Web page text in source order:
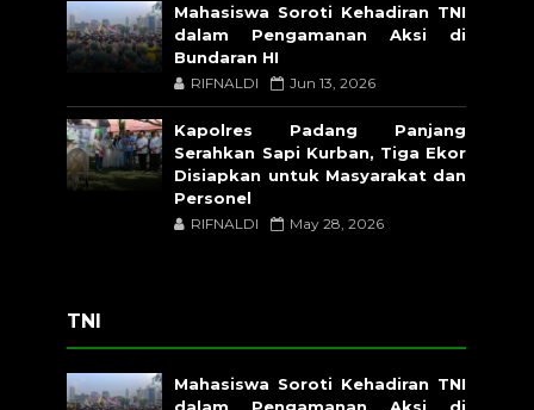
Mahasiswa Soroti Kehadiran TNI
dalam Pengamanan Aksi di
Bundaran HI
RIFNALDI Jun 13, 2026
Kapolres Padang Panjang
Serahkan Sapi Kurban, Tiga Ekor
Disiapkan untuk Masyarakat dan
Personel
RIFNALDI May 28, 2026
TNI
Mahasiswa Soroti Kehadiran TNI